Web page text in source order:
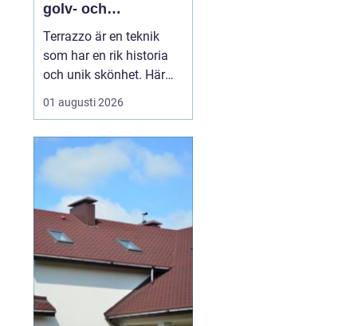
golv- och
bänkskivsteknik
Terrazzo är en teknik
som har en rik historia
och unik skönhet. Här
kommer vi att utforska
vad terrazzo är, dess
och varför det blivit så
populärt idag. Terrazzo
– tidlös d...
01 augusti 2026